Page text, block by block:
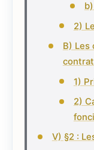
2)
B) Les
1)
2)
V) §2 :